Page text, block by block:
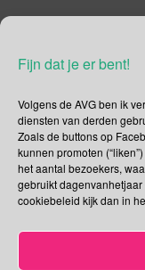
Fijn dat je er bent!
Volgens de AVG ben ik
diensten van derden
Zoals de buttons op
kunnen promoten
het aantal bezoekers,
gebruikt
cookiebeleid kijk dan in
Social
Je kunt me